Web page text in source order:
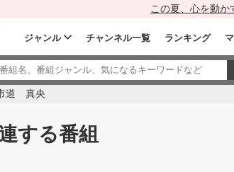
この夏、心を動か
ジャンル チャンネル一覧 ランキング
道 真央
する番組